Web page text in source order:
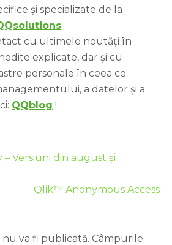
și specializate de la
.
cu ultimele noutăți în
explicate, dar și cu
personale în ceea ce
a datelor și a
QQblog !
Versiuni din august și
Qlik™ Anonymous Access
nu va fi publicată. Câmpurile